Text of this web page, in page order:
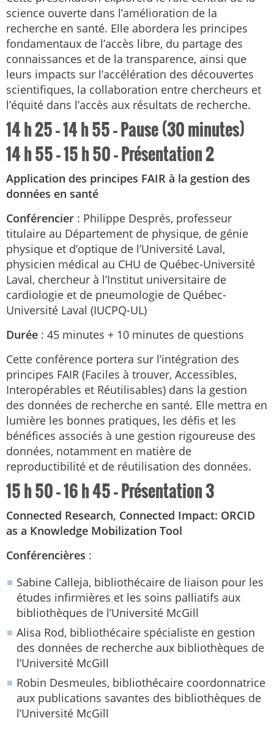
science ouverte dans l’amélioration de la
recherche en santé. Elle abordera les principes
fondamentaux de l’accès libre, du partage des
connaissances et de la transparence, ainsi que
leurs impacts sur l’accélération des découvertes
scientifiques, la collaboration entre chercheurs et
l’équité dans l’accès aux résultats de recherche.
14 h 25 – 14 h 55 – Pause (30 minutes)
14 h 55 – 15 h 50 – Présentation 2
Application des principes FAIR à la gestion des
données en santé
Conférencier : Philippe Després, professeur
titulaire au Département de physique, de génie
physique et d’optique de l’Université Laval,
physicien médical au CHU de Québec-Université
Laval, chercheur à l’Institut universitaire de
cardiologie et de pneumologie de Québec-
Université Laval (IUCPQ-UL)
Durée : 45 minutes + 10 minutes de questions
Cette conférence portera sur l’intégration des
principes FAIR (Faciles à trouver, Accessibles,
Interopérables et Réutilisables) dans la gestion
des données de recherche en santé. Elle mettra en
lumière les bonnes pratiques, les défis et les
bénéfices associés à une gestion rigoureuse des
données, notamment en matière de
reproductibilité et de réutilisation des données.
15 h 50 – 16 h 45 – Présentation 3
Connected Research, Connected Impact: ORCID
as a Knowledge Mobilization Tool
Conférencières :
Sabine Calleja, bibliothécaire de liaison pour les
études infirmières et les soins palliatifs aux
bibliothèques de l’Université McGill
Alisa Rod, bibliothécaire spécialiste en gestion
des données de recherche aux bibliothèques de
l’Université McGill
Robin Desmeules, bibliothécaire coordonnatrice
aux publications savantes des bibliothèques de
l’Université McGill